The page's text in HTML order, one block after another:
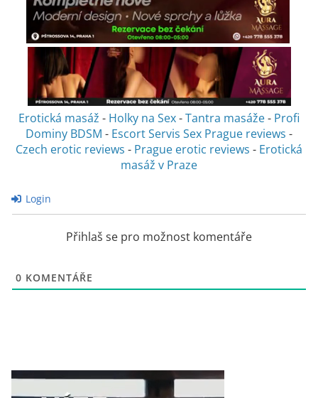
Erotická masáž - Holky na Sex-Tantra masáže- Profi
Dominy BDSM - Escort Servis Sex Prague reviews -
Czech erotic reviews - Prague erotic reviews - Erotická
masáž v Praze
Login
Přihlaš se pro možnost komentáře
0 KOMENTÁŘE